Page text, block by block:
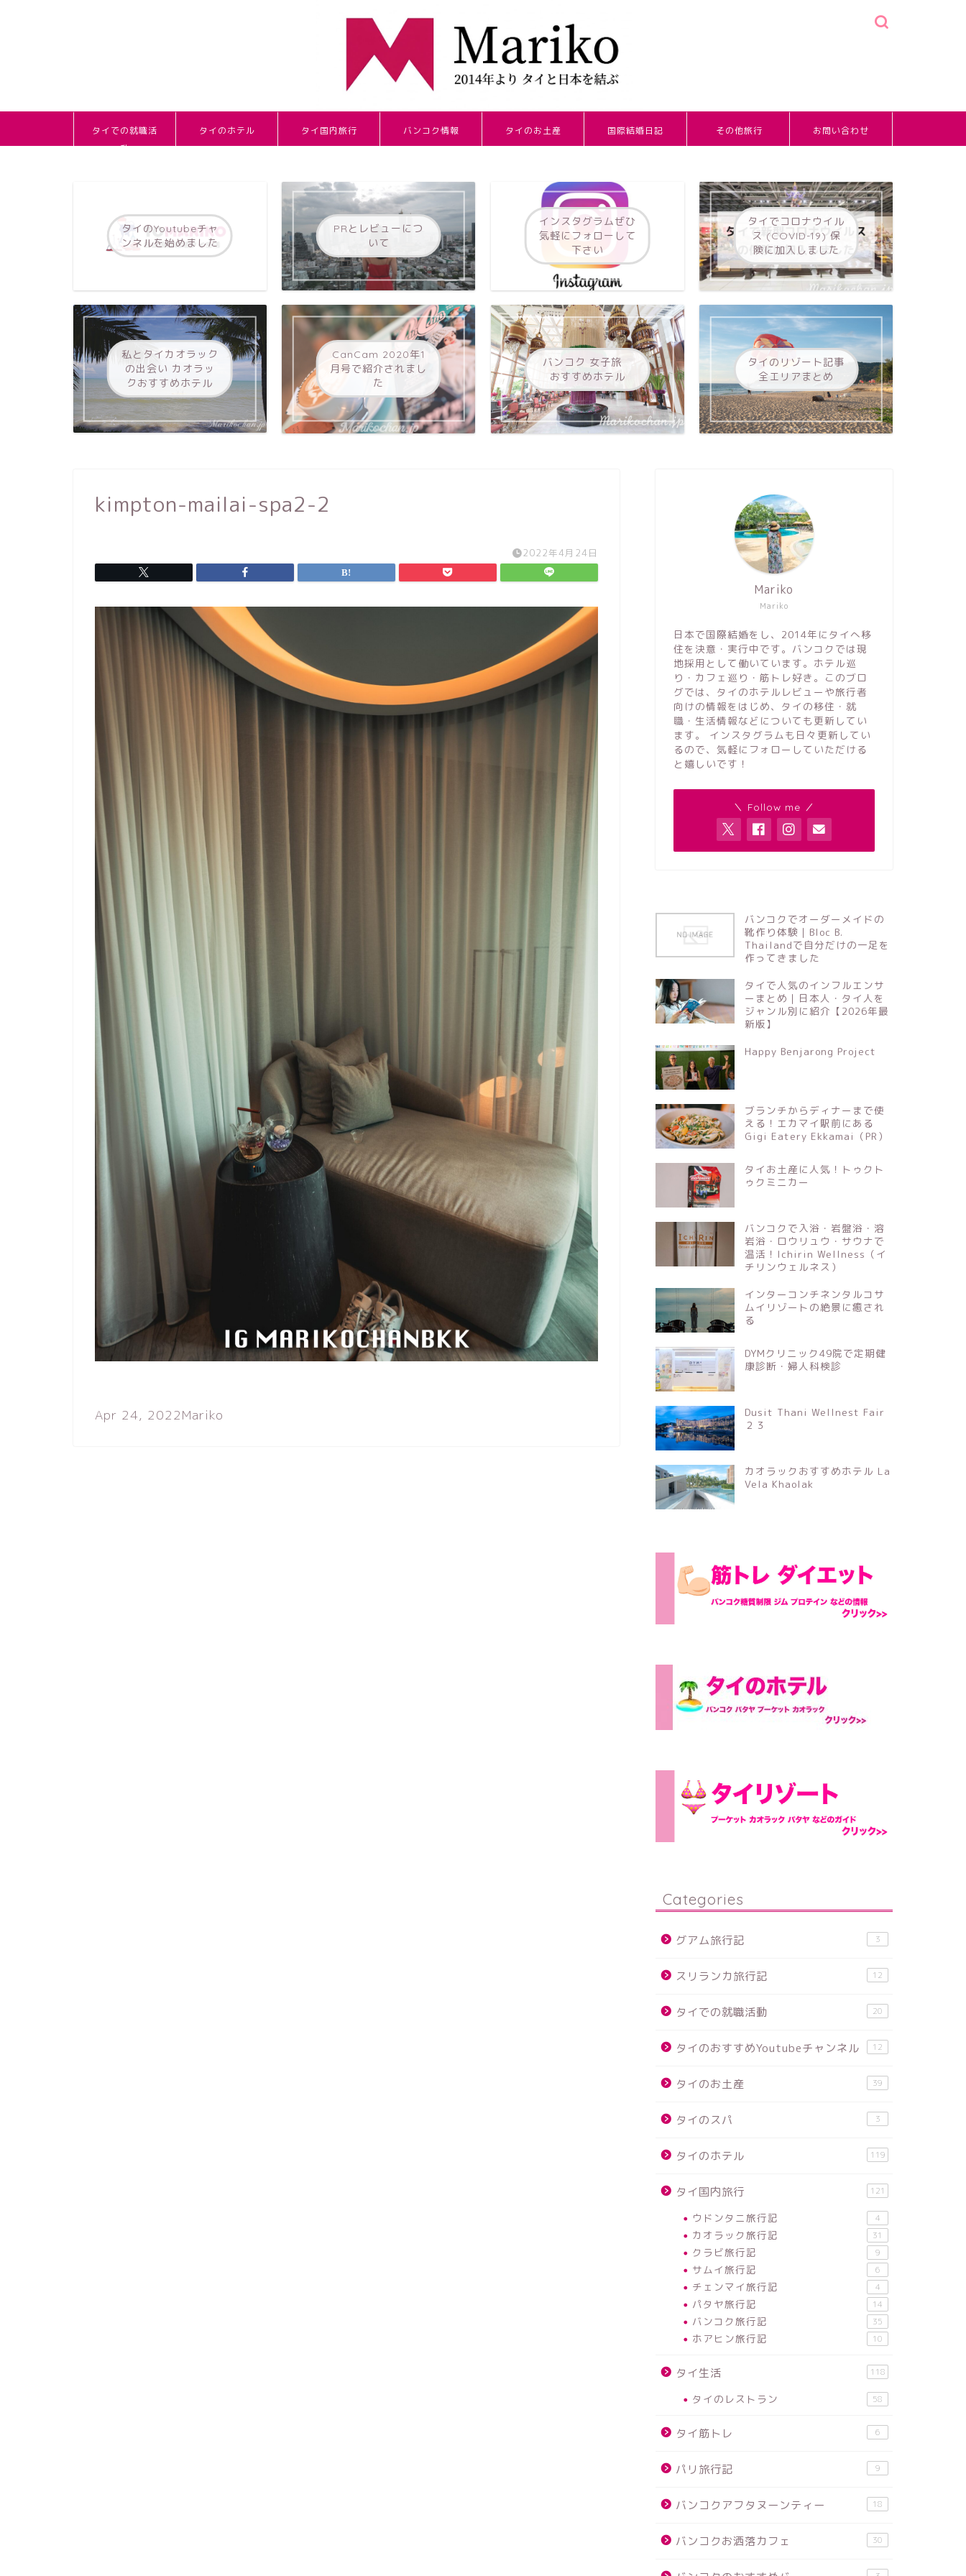
タイでの就職活
動
タイのホテル タイ国内旅行 バンコク情報 タイのお土産 国際結婚日記 その他旅行 お問い合わせ
タイのYoutubeチャ
ンネルを始めました
PRとレビューにつ
いて
インスタグラムぜひ
気軽にフォローして
下さい
タイでコロナウイル
ス (COVID-19) 保
険に加入しました
私とタイカオラック
の出会い カオラッ
クおすすめホテル
CanCam 2020年1
月号で紹介されまし
た
バンコク 女子旅
おすすめホテル
タイのリゾート記事
全エリアまとめ
kimpton-mailai-spa2-2
2022年4月24日
Apr 24, 2022Mariko
Mariko
Mariko
日本で国際結婚をし、2014年にタイへ移
住を決意・実行中です。バンコクでは現
地採用として働いています。ホテル巡
り・カフェ巡り・筋トレ好き。このブロ
グでは、タイのホテルレビューや旅行者
向けの情報をはじめ、タイの移住・就
職・生活情報などについても更新してい
ます。 インスタグラムも日々更新してい
るので、気軽にフォローしていただける
と嬉しいです！
＼ Follow me ／
バンコクでオーダーメイドの
靴作り体験｜Bloc B.
Thailandで自分だけの一足を
作ってきました
タイで人気のインフルエンサ
ーまとめ｜日本人・タイ人を
ジャンル別に紹介【2026年最
新版】
Happy Benjarong Project
ブランチからディナーまで使
える！エカマイ駅前にある
Gigi Eatery Ekkamai（PR）
タイお土産に人気！トゥクト
ゥクミニカー
バンコクで入浴・岩盤浴・溶
岩浴・ロウリュウ・サウナで
温活！Ichirin Wellness（イ
チリンウェルネス）
インターコンチネンタルコサ
ムイリゾートの絶景に癒され
る
DYMクリニック49院で定期健
康診断・婦人科検診
Dusit Thani Wellnest Fair
２３
カオラックおすすめホテル La
Vela Khaolak
Categories
グアム旅行記 3
スリランカ旅行記 12
タイでの就職活動 20
タイのおすすめYoutubeチャンネル 12
タイのお土産 39
タイのスパ 3
タイのホテル 119
タイ国内旅行 121
ウドンタニ旅行記 4
カオラック旅行記 31
クラビ旅行記 9
サムイ旅行記 6
チェンマイ旅行記 4
パタヤ旅行記 14
バンコク旅行記 35
ホアヒン旅行記 10
タイ生活 118
タイのレストラン 58
タイ筋トレ 6
パリ旅行記 9
バンコクアフタヌーンティー 18
バンコクお洒落カフェ 30